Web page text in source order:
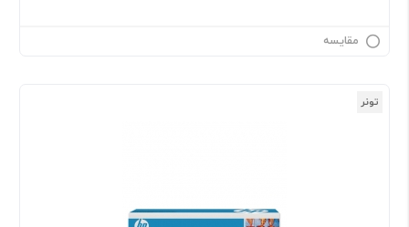
مقایسه
تونر